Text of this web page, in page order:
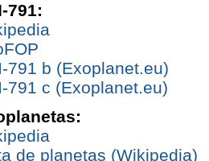
791:
791 b (Exoplanet.eu)
791 c (Exoplanet.eu)
de planetas (Wikipedia)